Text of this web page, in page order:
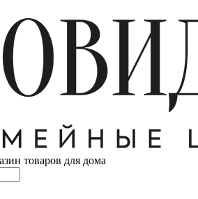
товаров для дома